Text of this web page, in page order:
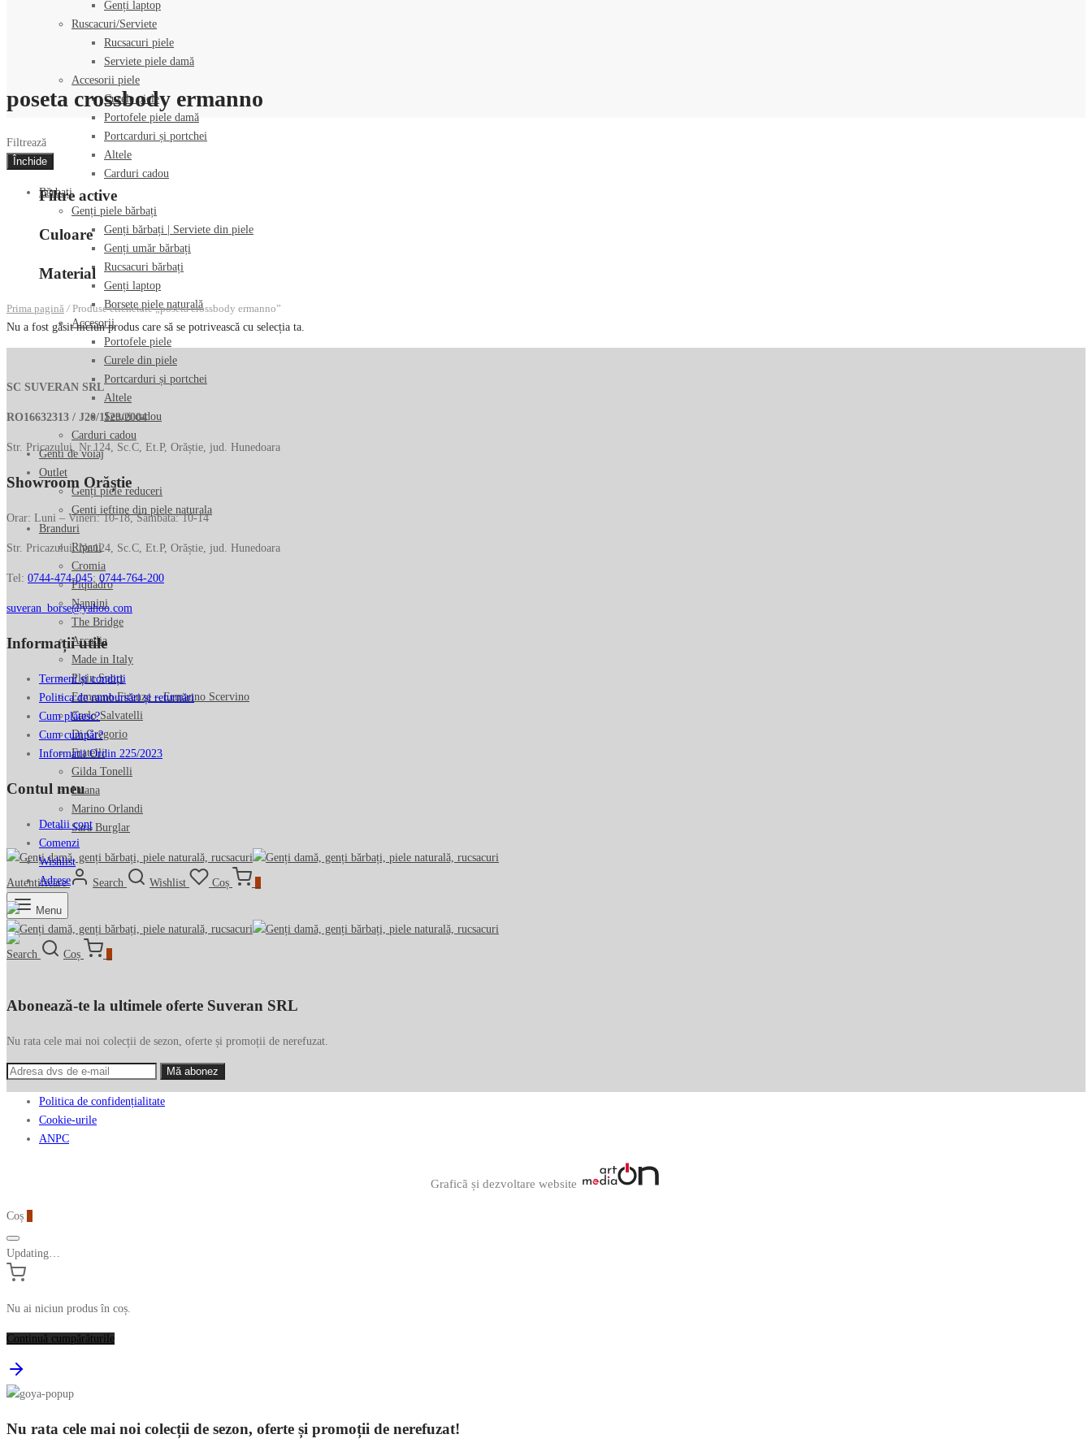
Genți laptop
Ruscacuri/Serviete
Rucsacuri piele
Serviete piele damă
Accesorii piele
Curele piele
Portofele piele damă
Portcarduri și portchei
Altele
Carduri cadou
Bărbați
Genți piele bărbați
Genți bărbați | Serviete din piele
Genți umăr bărbați
Rucsacuri bărbați
Genți laptop
Borsete piele naturală
Accesorii
Portofele piele
Curele din piele
Portcarduri și portchei
Altele
Seturi cadou
Carduri cadou
Genti de voiaj
Outlet
Genți piele reduceri
Genti ieftine din piele naturala
Branduri
Ripani
Cromia
Piquadro
Nannini
The Bridge
Arcadia
Made in Italy
Plein Sport
Ermanno Firenze – Ermanno Scervino
Carlo Salvatelli
Di Gregorio
Fratelli
Gilda Tonelli
Luana
Marino Orlandi
Sara Burglar
Autentificare Search Wishlist Coș
Menu
Search Coș
poseta crossbody ermanno
Filtrează
Închide
Filtre active
Culoare
Material
Prima pagină /Produse etichetate „poseta crossbody ermanno”
Nu a fost găsit niciun produs care să se potrivească cu selecția ta.
SC SUVERAN SRL
RO16632313 / J20/1123/2004
Str. Pricazului, Nr.124, Sc.C, Et.P, Orăștie, jud. Hunedoara
Showroom Orăștie
Orar: Luni – Vineri: 10-18, Sâmbătă: 10-14
Str. Pricazului, Nr.124, Sc.C, Et.P, Orăștie, jud. Hunedoara
Tel: 0744-474-045; 0744-764-200
suveran_borse@yahoo.com
Informații utile
Termeni și condiții
Politica de rambursări și returnări
Cum plătesc?
Cum cumpăr?
Informatii Ordin 225/2023
Contul meu
Detalii cont
Comenzi
Wishlist
Adrese
Abonează-te la ultimele oferte Suveran SRL
Nu rata cele mai noi colecții de sezon, oferte și promoții de nerefuzat.
Politica de confidențialitate
Cookie-urile
ANPC
Graficã și dezvoltare website
Coș
Updating…
Nu ai niciun produs în coș.
Continuă cumpărăturile
Nu rata cele mai noi colecții de sezon, oferte și promoții de nerefuzat!